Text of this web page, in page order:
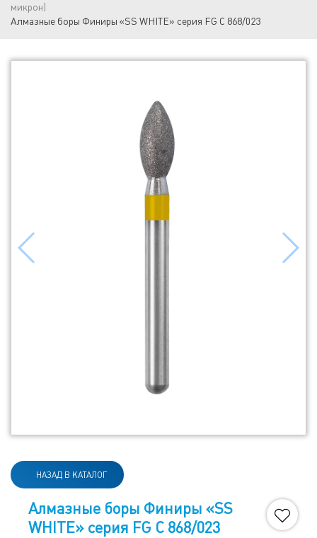
микрон)
Алмазные боры Финиры «SS WHITE» серия FG C 868/023
НАЗАД В КАТАЛОГ
Алмазные боры Финиры «SS
WHITE» серия FG C 868/023